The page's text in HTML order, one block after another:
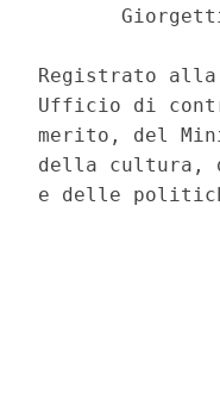
Registrato
Ufficio di
merito, del
della cultura,